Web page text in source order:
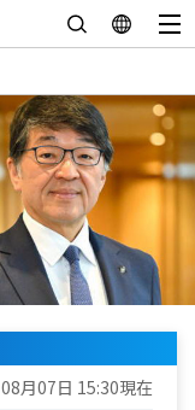
08月07日 15:30現在